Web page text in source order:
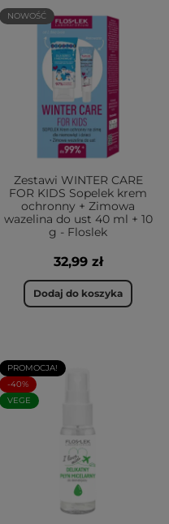
NOWOŚĆ
Zestawi WINTER CARE
FOR KIDS Sopelek krem
ochronny + Zimowa
wazelina do ust 40 ml + 10
g - Floslek
32,99 zł
Dodaj do koszyka
PROMOCJA!
-40%
VEGE